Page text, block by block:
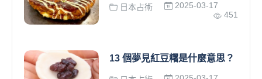
日本占術
2025-03-17
451
13 個夢見紅豆糬是什麼意思？